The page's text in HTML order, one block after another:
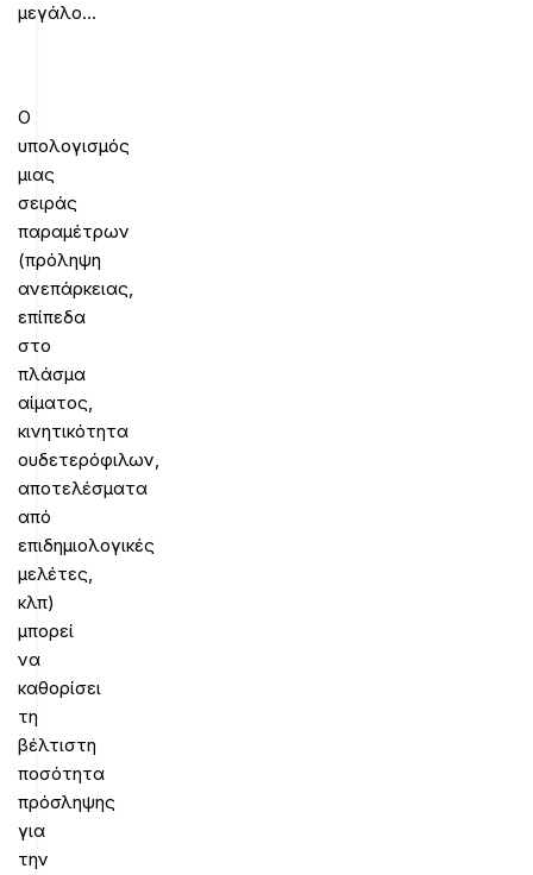
μεγάλο…
Ο
υπολογισμός
μιας
σειράς
παραμέτρων
(πρόληψη
ανεπάρκειας,
επίπεδα
στο
πλάσμα
αίματος,
κινητικότητα
ουδετερόφιλων,
αποτελέσματα
από
επιδημιολογικές
μελέτες,
κλπ)
μπορεί
να
καθορίσει
τη
βέλτιστη
ποσότητα
πρόσληψης
για
την